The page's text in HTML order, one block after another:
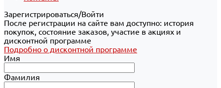
Зарегистрироваться/Войти
После регистрации на сайте вам доступно: история
покупок, состояние заказов, участие в акциях и
дисконтной программе
Подробно о дисконтной программе
Имя
Фамилия